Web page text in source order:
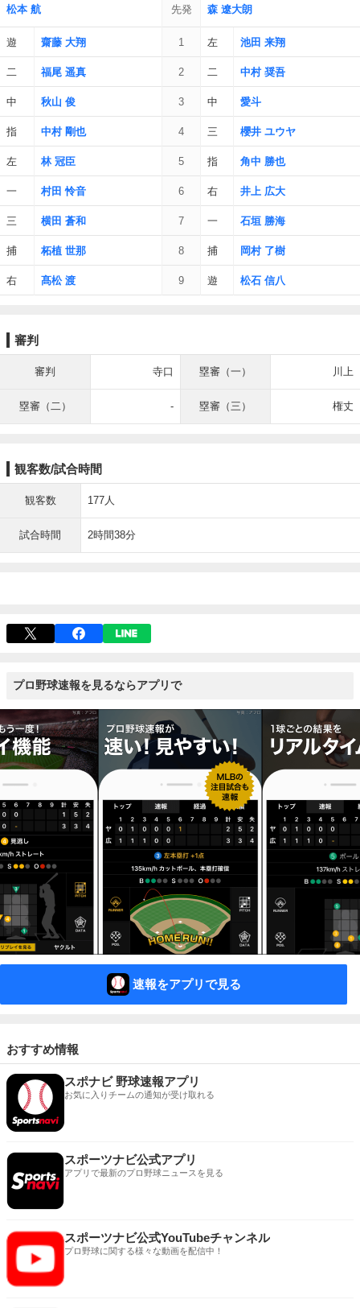
松本 航 先発 森 遼大朗
遊 齋藤 大翔 1 左 池田 来翔
二 福尾 遥真 2 二 中村 奨吾
中 秋山 俊 3 中 愛斗
指 中村 剛也 4 三 櫻井 ユウヤ
左 林 冠臣 5 指 角中 勝也
一 村田 怜音 6 右 井上 広大
三 横田 蒼和 7 一 石垣 勝海
捕 柘植 世那 8 捕 岡村 了樹
右 髙松 渡 9 遊 松石 信八
審判
審判 寺口 塁審（一） 川上
塁審（二） - 塁審（三） 権丈
観客数/試合時間
観客数 177人
試合時間 2時間38分
プロ野球速報を見るならアプリで
速報をアプリで見る
おすすめ情報
スポナビ 野球速報アプリ
お気に入りチームの通知が受け取れる
スポーツナビ公式アプリ
アプリで最新のプロ野球ニュースを見る
スポーツナビ公式YouTubeチャンネル
プロ野球に関する様々な動画を配信中！